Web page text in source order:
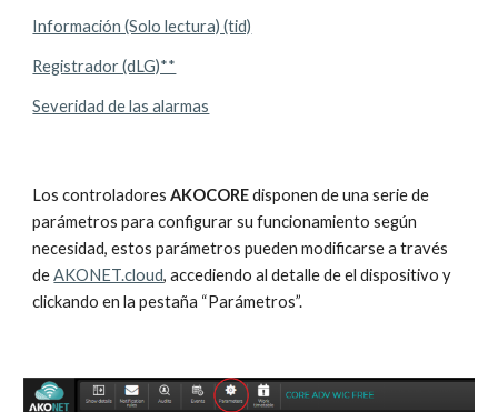
Información (Solo lectura) (tid)
Registrador (dLG)**
Severidad de las alarmas
Los controladores AKOCORE disponen de una serie de
parámetros para configurar su funcionamiento según
necesidad, estos parámetros pueden modificarse a través
de AKONET.cloud, accediendo al detalle de el dispositivo y
clickando en la pestaña “Parámetros”.